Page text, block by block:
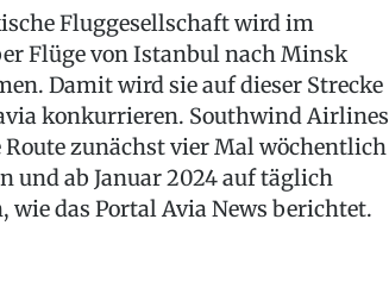
Fluggesellschaft wird im
Flüge von Istanbul nach Minsk
Damit wird sie auf dieser Strecke
konkurrieren. Southwind Airlines
Route zunächst vier Mal wöchentlich
und ab Januar 2024 auf täglich
wie das Portal Avia News berichtet.